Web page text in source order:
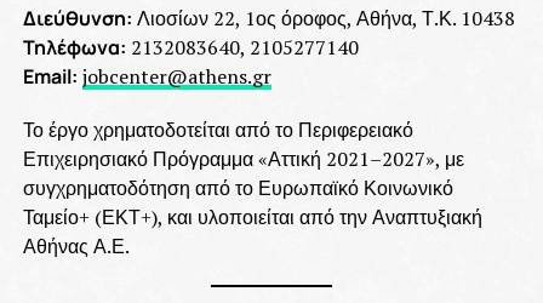
Διεύθυνση: Λιοσίων 22, 1ος όροφος, Αθήνα, Τ.Κ. 10438
Τηλέφωνα: 2132083640, 2105277140
Email: jobcenter@athens.gr
Το έργο χρηματοδοτείται από το Περιφερειακό
Επιχειρησιακό Πρόγραμμα «Αττική 2021–2027», με
συγχρηματοδότηση από το Ευρωπαϊκό Κοινωνικό
Ταμείο+ (ΕΚΤ+), και υλοποιείται από την Αναπτυξιακή
Αθήνας Α.Ε.